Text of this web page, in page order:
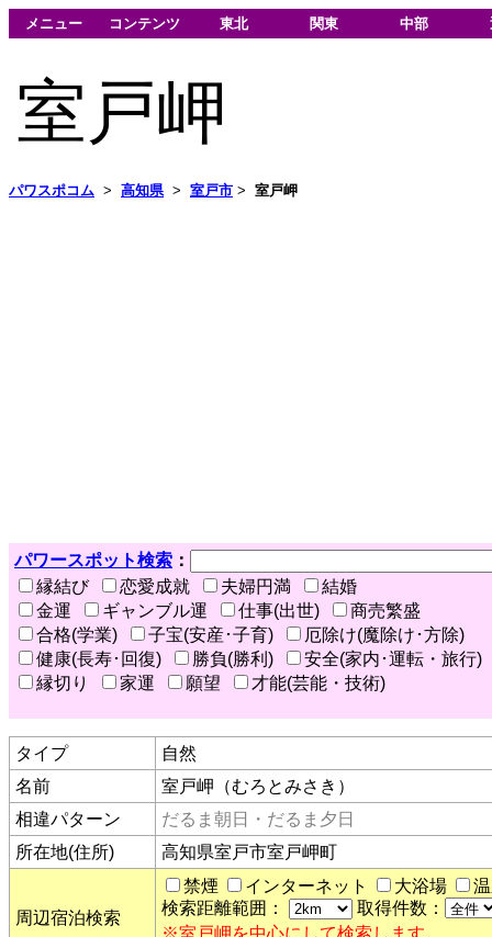
メニュー コンテンツ 東北 関東 中部
室戸岬
パワスポコム > 高知県> 室戸市 > 室戸岬
パワースポット検索 ：
縁結び
恋愛成就 夫婦円満
結婚
金運
ギャンブル運 仕事(出世)
商売繁盛
合格(学業)
子宝(安産･子育)
厄除け(魔除け･方除)
健康(長寿･回復)
勝負(勝利)
安全(家内･運転・旅行)
縁切り
家運 願望 才能(芸能・技術)
タイプ
自然
名前
室戸岬（むろとみさき）
相違パターン
だるま朝日・だるま夕日
所在地(住所)
高知県室戸市室戸岬町
周辺宿泊検索
禁煙 インターネット 大浴場
検索距離範囲：
取得件数：
※室戸岬を中心にして検索します。